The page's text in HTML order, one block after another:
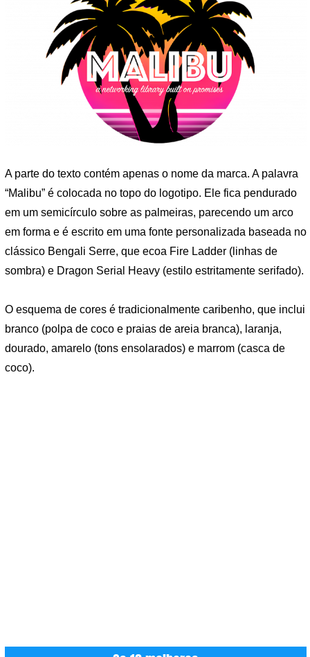
A parte do texto contém apenas o nome da marca. A palavra
“Malibu” é colocada no topo do logotipo. Ele fica pendurado
em um semicírculo sobre as palmeiras, parecendo um arco
em forma e é escrito em uma fonte personalizada baseada no
clássico Bengali Serre, que ecoa Fire Ladder (linhas de
sombra) e Dragon Serial Heavy (estilo estritamente serifado).
O esquema de cores é tradicionalmente caribenho, que inclui
branco (polpa de coco e praias de areia branca), laranja,
dourado, amarelo (tons ensolarados) e marrom (casca de
coco).